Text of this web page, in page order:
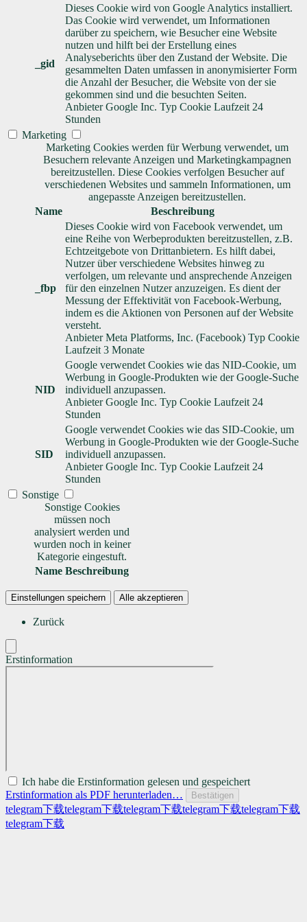
_gid
Dieses Cookie wird von Google Analytics installiert.
Das Cookie wird verwendet, um Informationen
darüber zu speichern, wie Besucher eine Website
nutzen und hilft bei der Erstellung eines
Analyseberichts über den Zustand der Website. Die
gesammelten Daten umfassen in anonymisierter Form
die Anzahl der Besucher, die Website von der sie
gekommen sind und die besuchten Seiten.
Anbieter Google Inc. Typ Cookie Laufzeit 24
Stunden
Marketing
Marketing Cookies werden für Werbung verwendet, um
Besuchern relevante Anzeigen und Marketingkampagnen
bereitzustellen. Diese Cookies verfolgen Besucher auf
verschiedenen Websites und sammeln Informationen, um
angepasste Anzeigen bereitzustellen.
Name
Beschreibung
_fbp
Dieses Cookie wird von Facebook verwendet, um
eine Reihe von Werbeprodukten bereitzustellen, z.B.
Echtzeitgebote von Drittanbietern. Es hilft dabei,
Nutzer über verschiedene Websites hinweg zu
verfolgen, um relevante und ansprechende Anzeigen
für den einzelnen Nutzer anzuzeigen. Es dient der
Messung der Effektivität von Facebook-Werbung,
indem es die Aktionen von Personen auf der Website
versteht.
Anbieter Meta Platforms, Inc. (Facebook) Typ Cookie
Laufzeit 3 Monate
NID
Google verwendet Cookies wie das NID-Cookie, um
Werbung in Google-Produkten wie der Google-Suche
individuell anzupassen.
Anbieter Google Inc. Typ Cookie Laufzeit 24
Stunden
SID
Google verwendet Cookies wie das SID-Cookie, um
Werbung in Google-Produkten wie der Google-Suche
individuell anzupassen.
Anbieter Google Inc. Typ Cookie Laufzeit 24
Stunden
Sonstige
Sonstige Cookies
müssen noch
analysiert werden und
wurden noch in keiner
Kategorie eingestuft.
Name Beschreibung
Einstellungen speichern Alle akzeptieren
Zurück
Erstinformation
Ich habe die Erstinformation gelesen und gespeichert
Erstinformation als PDF herunterladen…
Bestätigen
telegram下载telegram下载telegram下载telegram下载telegram下载
telegram下载